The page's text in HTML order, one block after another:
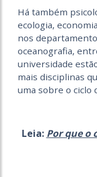
Há também
ecologia,
nos
oceanografia,
universidade
mais disciplinas
uma sobre o ciclo
Leia: Por que o